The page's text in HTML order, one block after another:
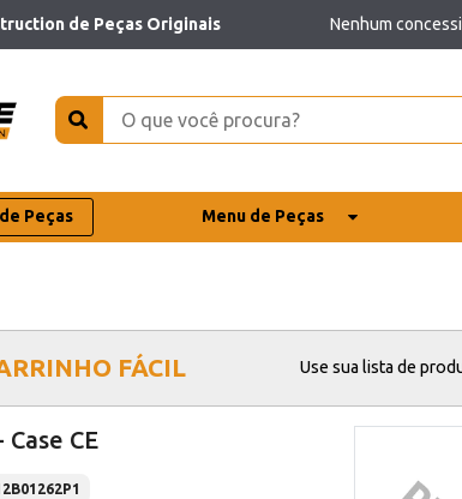
de Peças Originais Nenhum
Peças Menu de Peças
FÁCIL Use sua lista de
Case CE